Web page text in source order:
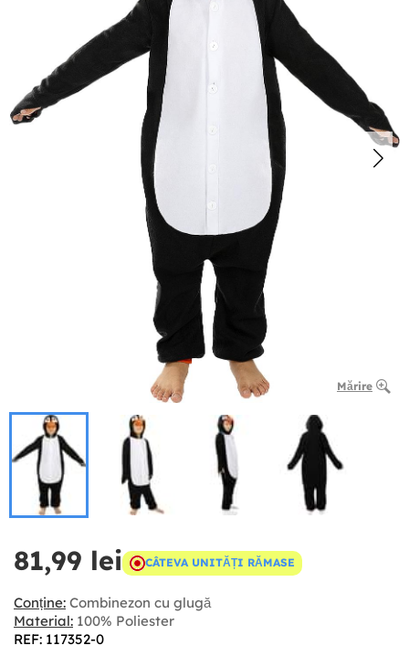
Mărire
81,99 lei CÂTEVA UNITĂȚI RĂMASE
Conține: Combinezon cu glugă
Material: 100% Poliester
REF: 117352-0